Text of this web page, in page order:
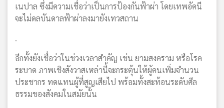
เนปาล ซึ่งมีความเชื่อว่าเป็นการป้องกันฟ้าผ่า โดยเทพอัคนี
จะไม่ดลบันดาลฟ้าผ่าลงมายังเทวสถาน
.
อีกทั้งยังเชื่อว่าในช่วงเวลาสำคัญ เช่น ยามสงคราม หรือโรค
ระบาด ภาพเชิงสังวาสเหล่านี้จะกระตุ้นให้ผู้คนเพิ่มจำนวน
ประชากร ทดแทนผู้ที่สูญเสียไป พร้อมทั้งสะท้อนระดับศีล
ธรรมของสังคมในสมัยนั้น